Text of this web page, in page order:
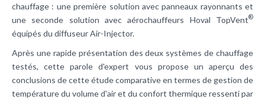
chauffage : une première solution avec panneaux rayonnants et
une seconde solution avec aérochauffeurs Hoval TopVent®
équipés du diffuseur Air-Injector.
Après une rapide présentation des deux systèmes de chauffage
testés, cette parole d'expert vous propose un aperçu des
conclusions de cette étude comparative en termes de gestion de
température du volume d'air et du confort thermique ressenti par